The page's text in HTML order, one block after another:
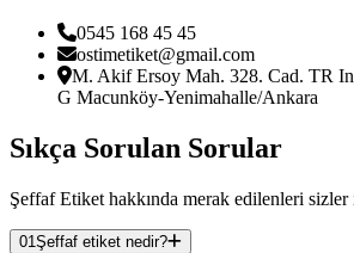
0545 168 45 45
ostimetiket@gmail.com
M. Akif Ersoy Mah. 328. Cad. TR
G Macunköy-Yenimahalle/Ankara
Sıkça Sorulan Sorular
Şeffaf Etiket hakkında merak edilenleri sizler
01Şeffaf etiket nedir?